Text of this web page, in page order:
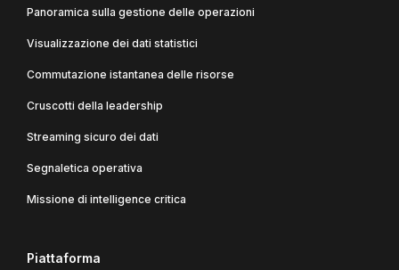
Panoramica sulla gestione delle operazioni
Visualizzazione dei dati statistici
Commutazione istantanea delle risorse
Cruscotti della leadership
Streaming sicuro dei dati
Segnaletica operativa
Missione di intelligence critica
Piattaforma